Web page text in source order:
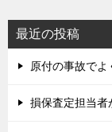
最近の投稿
原付の事故で
損保査定担当者